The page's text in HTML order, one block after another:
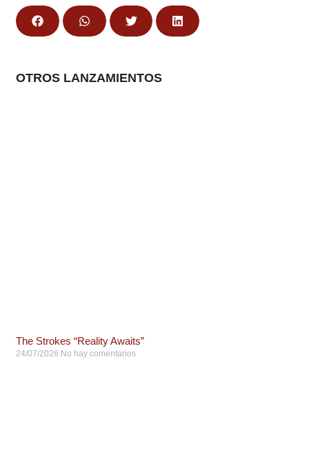
OTROS LANZAMIENTOS
The Strokes “Reality Awaits”
24/07/2026 No hay comentarios